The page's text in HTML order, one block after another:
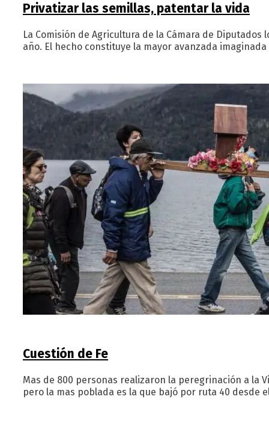
Privatizar las semillas, patentar la vida
La Comisión de Agricultura de la Cámara de
año. El hecho constituye la mayor avanzada
Cuestión de Fe
Mas de 800 personas realizaron la peregrinación a la
pero la mas poblada es la que bajó por ruta 40 desde